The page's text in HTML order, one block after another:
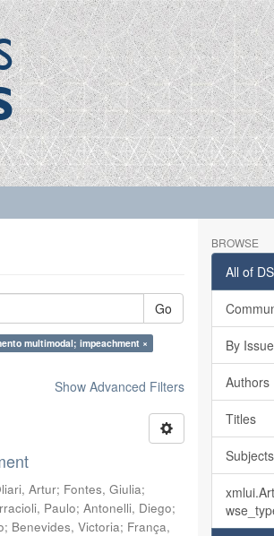
Go
multimodal; impeachment ×
Show Advanced Filters
Artur; Fontes, Giulia;
Paulo;Antonelli, Diego;
; Benevides, Victoria; França,
BROWSE
All of
By
Authors
Titles
Subjects